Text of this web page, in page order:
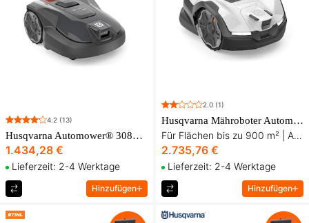
4.2 (13)
Husqvarna Automower® 308V NERA Mähroboter
1.434,28 €
Lieferzeit: 2-4 Werktage
Hinzufügen
2.0 (1)
Husqvarna Mähroboter Automower® 405VE Nera
Für Flächen bis zu 900 m² | AI Vision und satellitengestützte Technologie
2.735,76 €
Lieferzeit: 2-4 Werktage
Hinzufügen